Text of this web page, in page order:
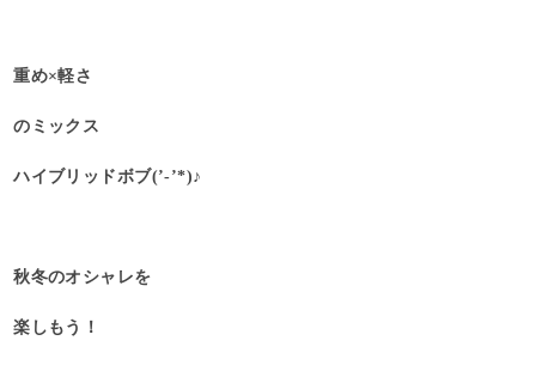
重め×軽さ
のミックス
ハイブリッドボブ(’-’*)♪
秋冬のオシャレを
楽しもう！